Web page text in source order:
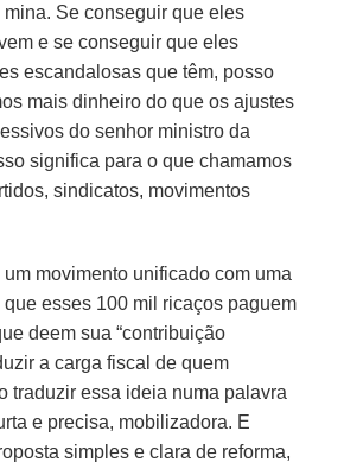
Se conseguir que eles
e se conseguir que eles
escandalosas que têm, posso
mais dinheiro do que os ajustes
do senhor ministro da
significa para o que chamamos
sindicatos, movimentos
movimento unificado com uma
esses 100 mil ricaços paguem
deem sua “contribuição
a carga fiscal de quem
traduzir essa ideia numa palavra
e precisa, mobilizadora. E
simples e clara de reforma,